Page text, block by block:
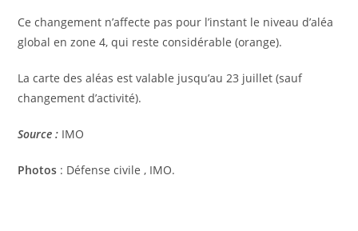
Ce changement n’affecte pas pour l’instant le niveau d’aléa
global en zone 4, qui reste considérable (orange).
La carte des aléas est valable jusqu’au 23 juillet (sauf
changement d’activité).
Source : IMO
Photos : Défense civile , IMO.